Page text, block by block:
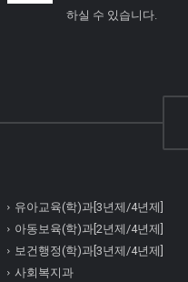
하실 수 있습니다.
유아교육(학)과[3년제/4년제]
아동보육(학)과[2년제/4년제]
보건행정(학)과[3년제/4년제]
사회복지과